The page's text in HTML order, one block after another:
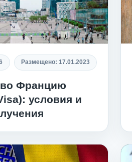
Размещено: 17.01.2023
во Францию
условия и